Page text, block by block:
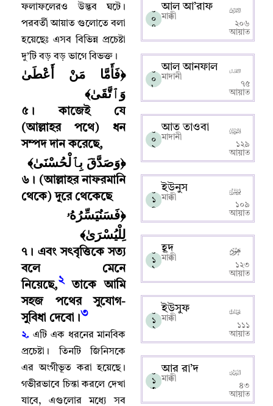
ফলাফলেরও উদ্ভব ঘটে ।
পরবর্তী আয়াত গুলোতে বলা
হয়েছেঃ এসব বিভিন্ন প্রচেষ্টা
দু’টি বড় বড় ভাগে বিভক্ত ।
﴿فَأَمَّا مَنْ أَعْطَىٰ
وَٱتَّقَىٰ﴾
৫ ।
কাজেই যে
(আল্লাহর পথে) ধন
সম্পদ দান করেছে,
﴿وَصَدَّقَ بِٱلْحُسْنَىٰ﴾
৬ । (আল্লাহর নাফরমানি
থেকে) দূরে থেকেছে
﴿فَسَنُيَسِّرُهُۥ
لِلْيُسْرَىٰ﴾
৭ । এবং সৎবৃত্তিকে সত্য
বলে মেনে
নিয়েছে,২
তাকে আমি
সহজ পথের সুযোগ-
সুবিধা দেবো ।৩
২. এটি এক ধরনের মানবিক
প্রচেষ্টা । তিনটি জিনিসকে
এর অংগীভূত করা হয়েছে।
গভীরভাবে চিন্তা করলে দেখা
যাবে,এগুলোর মধ্যে সব
০
০
৭
আল আ’রাফ
মাক্কী
২০৬
আয়াত
০
০
৮
আল আনফাল
মাদানী
৭৫
আয়াত
০
০
৯
আত তাওবা
মাদানী
১২৯
আয়াত
০
১
০
ইউনুস
মাক্কী
১০৯
আয়াত
০
১
১
হূদ
মাক্কী
১২৩
আয়াত
০
১
২
ইউসুফ
মাক্কী
১১১
আয়াত
০
১
৩
আর রা’দ
মাক্কী
৪৩
আয়াত